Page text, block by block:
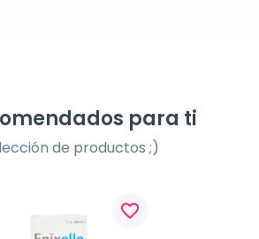
para ti
de productos ;)
favorite_border